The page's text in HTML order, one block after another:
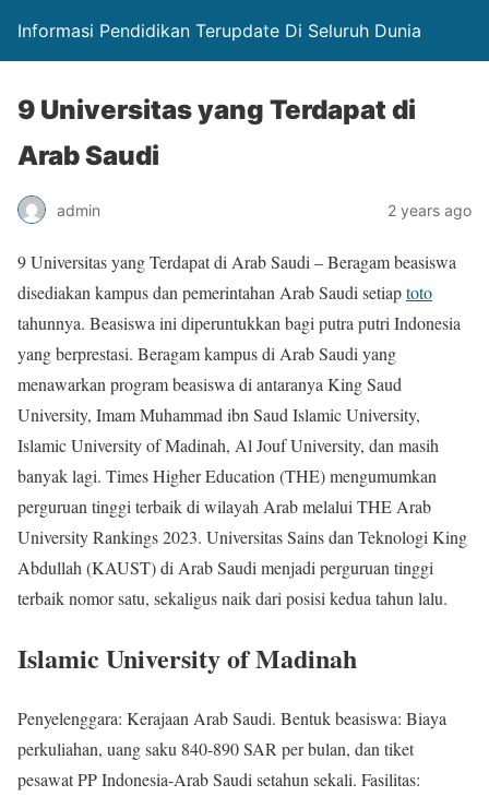
Informasi Pendidikan Terupdate Di Seluruh Dunia
9 Universitas yang Terdapat di
Arab Saudi
admin 2 years ago
9 Universitas yang Terdapat di Arab Saudi – Beragam beasiswa
disediakan kampus dan pemerintahan Arab Saudi setiaptoto
tahunnya. Beasiswa ini diperuntukkan bagi putra putri Indonesia
yang berprestasi. Beragam kampus di Arab Saudi yang
menawarkan program beasiswa di antaranya King Saud
University, Imam Muhammad ibn Saud Islamic University,
Islamic University of Madinah, Al Jouf University, dan masih
banyak lagi. Times Higher Education (THE) mengumumkan
perguruan tinggi terbaik di wilayah Arab melalui THE Arab
University Rankings 2023. Universitas Sains dan Teknologi King
Abdullah (KAUST) di Arab Saudi menjadi perguruan tinggi
terbaik nomor satu, sekaligus naik dari posisi kedua tahun lalu.
Islamic University of Madinah
Penyelenggara: Kerajaan Arab Saudi. Bentuk beasiswa: Biaya
perkuliahan, uang saku 840-890 SAR per bulan, dan tiket
pesawat PP Indonesia-Arab Saudi setahun sekali. Fasilitas: